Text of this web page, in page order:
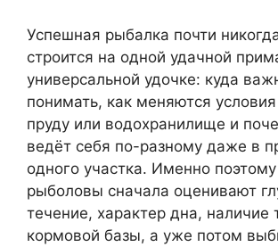
Успешная рыбалка почти
строится на одной удачной
универсальной удочке: куда
понимать, как меняются
пруду или водохранилище и
ведёт себя по-разному даже в
одного участка. Именно
рыболовы сначала оценивают
течение, характер дна, наличие
кормовой базы, а уже потом